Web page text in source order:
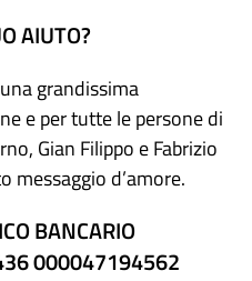
AIUTO?
grandissima
e per tutte le persone di
Gian Filippo e Fabrizio
messaggio d’amore.
BANCARIO
000047194562